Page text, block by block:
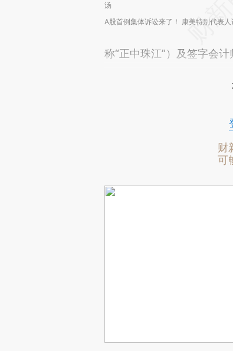
汤
A股首例集体诉讼来了！ 康美特别代表人
称“正中珠江”）及签字会
财
可